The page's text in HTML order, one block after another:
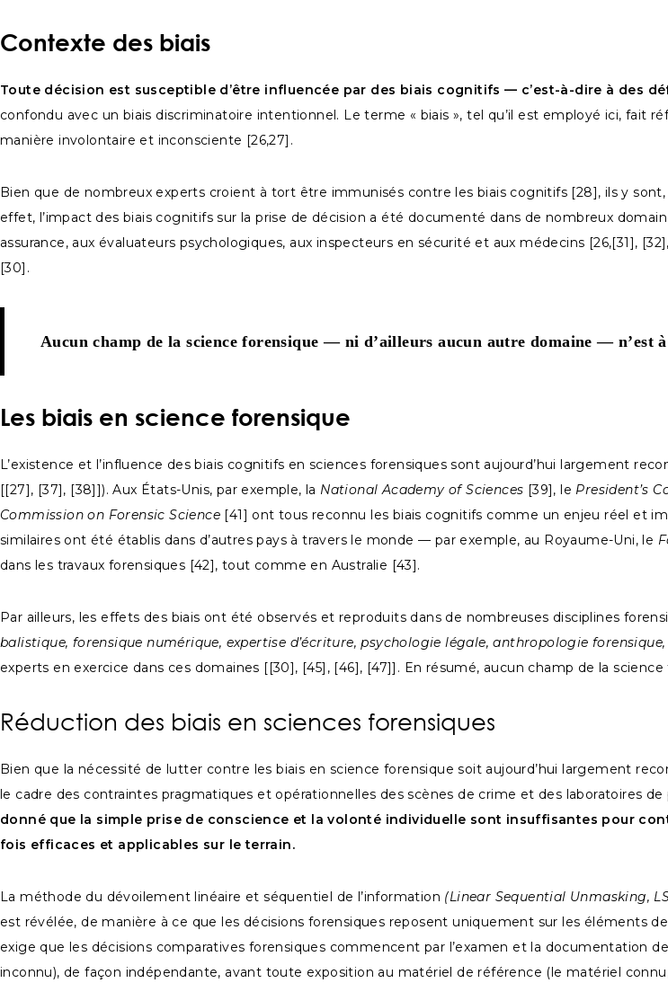
Contexte des biais
Toute décision est susceptible d’être influencée par des biais cognitifs — c’est-à-dire à des
confondu avec un biais discriminatoire intentionnel. Le terme « biais », tel qu’il est employé ici, fait
manière involontaire et inconsciente [26,27].
Bien que de nombreux experts croient à tort être immunisés contre les biais cognitifs [28], ils y
effet, l’impact des biais cognitifs sur la prise de décision a été documenté dans de nombreux
assurance, aux évaluateurs psychologiques, aux inspecteurs en sécurité et aux médecins [26,[31],
[30].
Aucun champ de la science forensique — ni d’ailleurs aucun autre domaine — n’est
Les biais en science forensique
L’existence et l’influence des biais cognitifs en sciences forensiques sont aujourd’hui largement
[[27], [37], [38]]). Aux États-Unis, par exemple, la National Academy of Sciences [39], le President’s
Commission on Forensic Science [41] ont tous reconnu les biais cognitifs comme un enjeu réel et
similaires ont été établis dans d’autres pays à travers le monde — par exemple, au Royaume-Uni, le
dans les travaux forensiques [42], tout comme en Australie [43].
Par ailleurs, les effets des biais ont été observés et reproduits dans de nombreuses disciplines
balistique, forensique numérique, expertise d’écriture, psychologie légale, anthropologie
experts en exercice dans ces domaines [[30], [45], [46], [47]]. En résumé, aucun champ de la
Réduction des biais en sciences forensiques
Bien que la nécessité de lutter contre les biais en science forensique soit aujourd’hui largement
le cadre des contraintes pragmatiques et opérationnelles des scènes de crime et des laboratoires
donné que la simple prise de conscience et la volonté individuelle sont insuffisantes pour
fois efficaces et applicables sur le terrain.
La méthode du dévoilement linéaire et séquentiel de l’information (Linear Sequential Unmasking,
est révélée, de manière à ce que les décisions forensiques reposent uniquement sur les éléments
exige que les décisions comparatives forensiques commencent par l’examen et la documentation
inconnu), de façon indépendante, avant toute exposition au matériel de référence (le matériel